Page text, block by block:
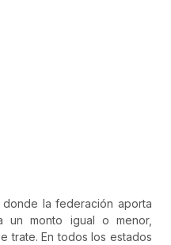
la federación aporta
un monto igual o menor,
trate. En todos los estados